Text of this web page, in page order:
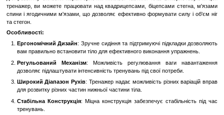
% Увійтидля відображення накопичувальної знижки
Опис
Тренажер для Присідання Technogym Squat Artis Unity
Тренажер для Присідання Technogym Squat Artis Unity Mini - це